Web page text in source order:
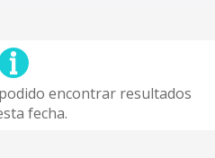
encontrar resultados
fecha.